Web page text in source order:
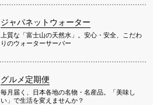
ジャパネットウォーター
上質な「富士山の天然水」。安心・安全、こだわ
りのウォーターサーバー
グルメ定期便
毎月届く、日本各地の名物・名産品。「美味し
い」で生活を変えませんか？